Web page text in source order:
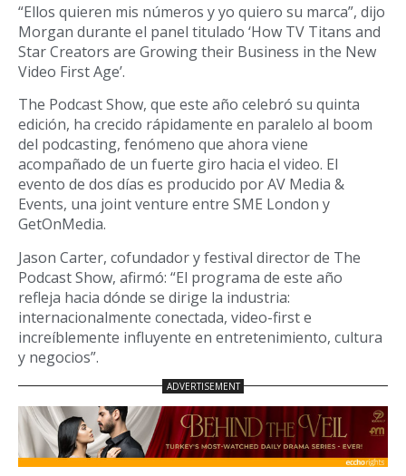
“Ellos quieren mis números y yo quiero su marca”, dijo
Morgan durante el panel titulado ‘How TV Titans and
Star Creators are Growing their Business in the New
Video First Age’.
The Podcast Show, que este año celebró su quinta
edición, ha crecido rápidamente en paralelo al boom
del podcasting, fenómeno que ahora viene
acompañado de un fuerte giro hacia el video. El
evento de dos días es producido por AV Media &
Events, una joint venture entre SME London y
GetOnMedia.
Jason Carter, cofundador y festival director de The
Podcast Show, afirmó: “El programa de este año
refleja hacia dónde se dirige la industria:
internacionalmente conectada, video-first e
increíblemente influyente en entretenimiento, cultura
y negocios”.